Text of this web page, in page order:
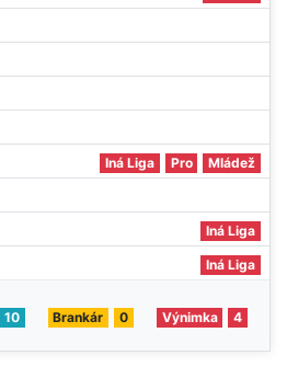
Iná Liga Pro Mládež
Iná Liga
Iná Liga
10 Brankár 0 Výnimka 4